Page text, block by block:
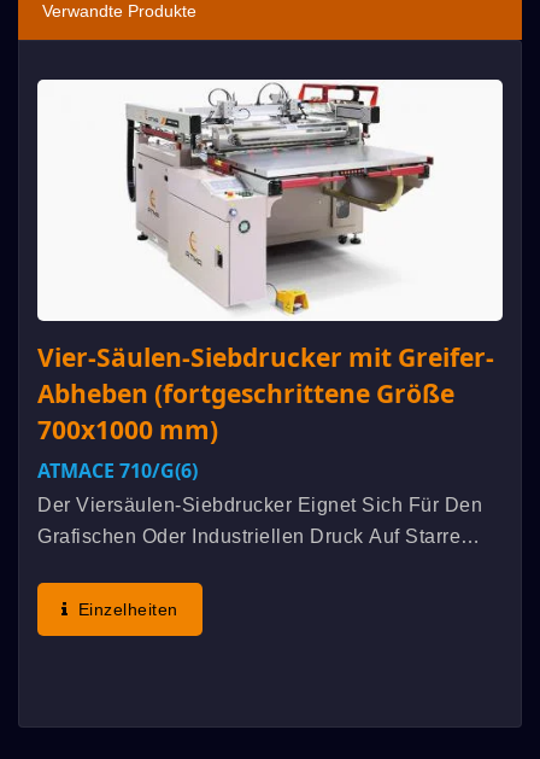
Verwandte Produkte
Vier-Säulen-Siebdrucker mit Greifer-
Abheben (fortgeschrittene Größe
700x1000 mm)
ATMACE 710/G(6)
Der Viersäulen-Siebdrucker Eignet Sich Für Den
Grafischen Oder Industriellen Druck Auf Starre
Keramiktransferpapier, Werbeaufkleber Oder
Abziehbilder, Verpackungshüllen...
Einzelheiten